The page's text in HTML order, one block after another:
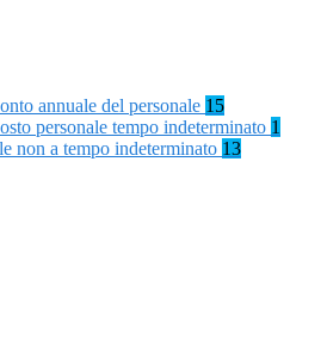
annuale del personale 15
personale tempo indeterminato 1
non a tempo indeterminato 13